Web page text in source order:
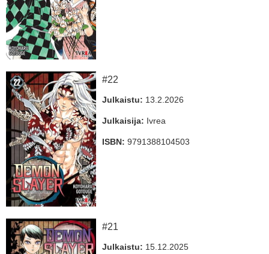
#22
Julkaistu: 13.2.2026
Julkaisija: Ivrea
ISBN: 9791388104503
#21
Julkaistu: 15.12.2025